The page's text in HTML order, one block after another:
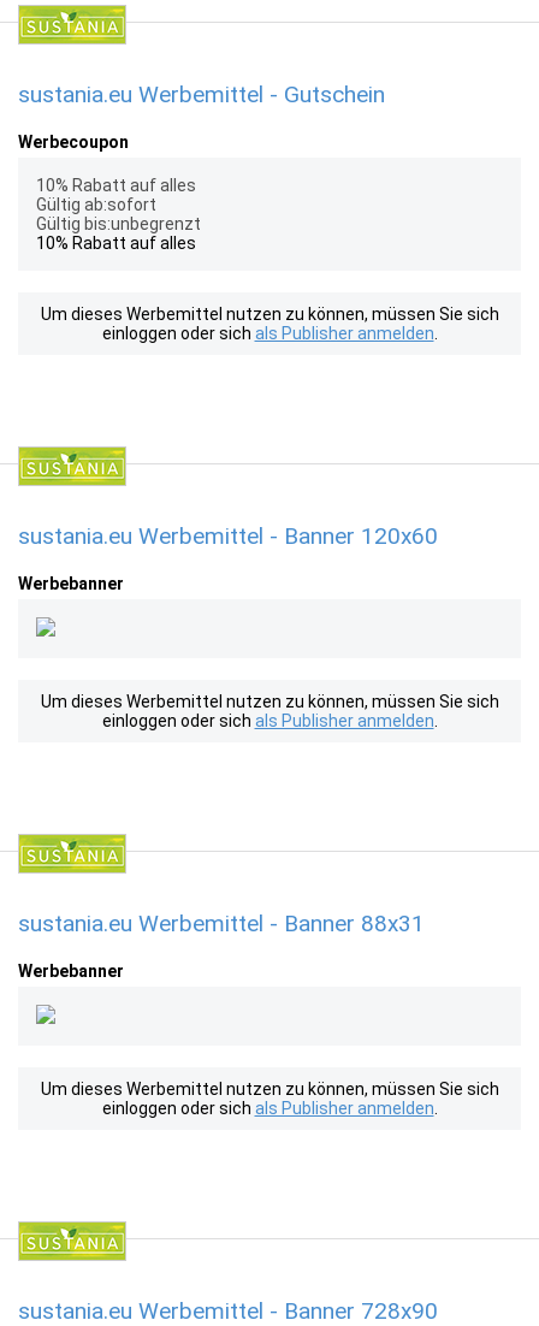
sustania.eu Werbemittel - Gutschein
Werbecoupon
10% Rabatt auf alles
Gültig ab:sofort
Gültig bis:unbegrenzt
10% Rabatt auf alles
Um dieses Werbemittel nutzen zu können, müssen Sie sich
einloggen oder sich als Publisher anmelden
sustania.eu Werbemittel - Banner 120x60
Werbebanner
Um dieses Werbemittel nutzen zu können, müssen Sie sich
einloggen oder sich als Publisher anmelden
sustania.eu Werbemittel - Banner 88x31
Werbebanner
Um dieses Werbemittel nutzen zu können, müssen Sie sich
einloggen oder sich als Publisher anmelden
sustania.eu Werbemittel - Banner 728x90